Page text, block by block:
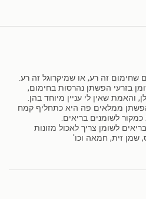
שחימום זה רע, או שמיקרוגל זה רע.
בזרעי הפשתן נהרסות בחימום,
והאמת שאין לי עניין מיוחד בהן.
ממלאים פה היא כתחליף קמח
לשומנים בריאים.
לשומן צריך לאכול מזונות
שמן זית, חמאה וכו'